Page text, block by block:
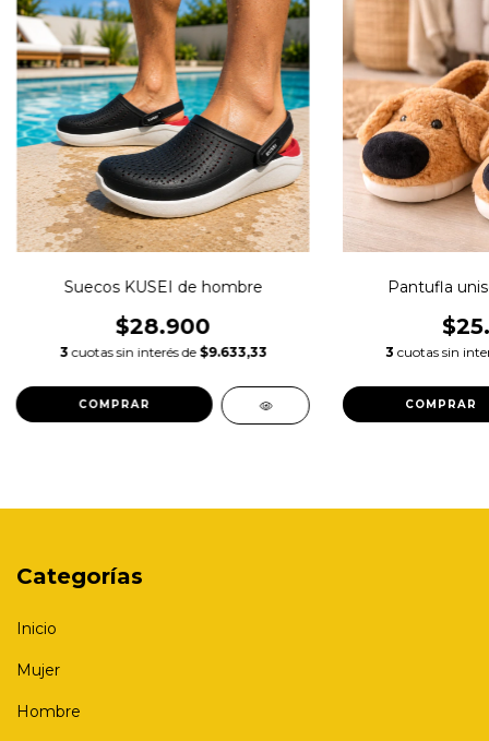
Suecos KUSEI de hombre
$28.900
3 cuotas sin interés de $9.633,33
COMPRAR
Pantufla
3 cuotas sin
COMPRAR
Categorías
Inicio
Mujer
Hombre